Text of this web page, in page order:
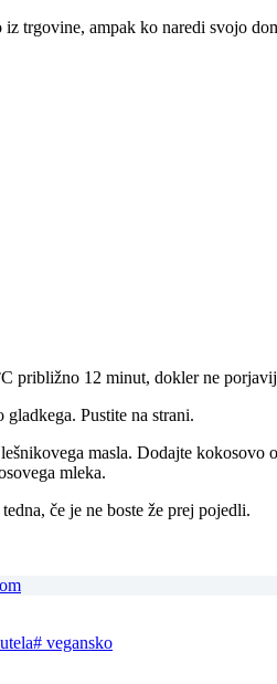
trgovine, ampak ko naredi svojo
približno 12 minut, dokler ne
Pustite na strani.
masla. Dodajte
mleka.
če je ne boste že prej pojedli.
# vegansko